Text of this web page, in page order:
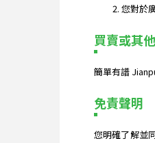
您對於
買賣或其
簡單有譜
免責聲明
您明確了解並